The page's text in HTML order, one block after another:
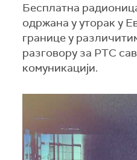
Бесплатна
одржана у уторак у
границе у
разговору за РТС
комуникацији.